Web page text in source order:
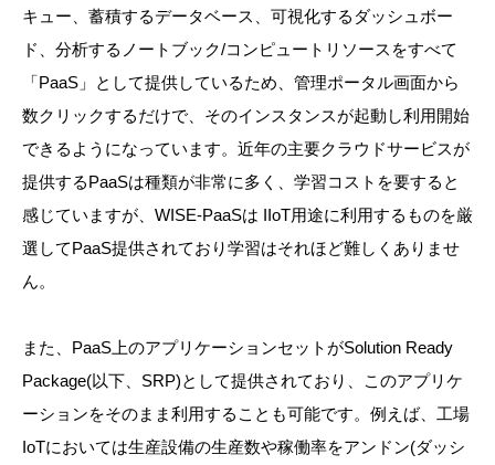
キュー、蓄積するデータベース、可視化するダッシュボー
ド、分析するノートブック/コンピュートリソースをすべて
「PaaS」として提供しているため、管理ポータル画面から
数クリックするだけで、そのインスタンスが起動し利用開始
できるようになっています。近年の主要クラウドサービスが
提供するPaaSは種類が非常に多く、学習コストを要すると
感じていますが、WISE-PaaSは IIoT用途に利用するものを厳
選してPaaS提供されており学習はそれほど難しくありませ
ん。
また、PaaS上のアプリケーションセットがSolution Ready
Package(以下、SRP)として提供されており、このアプリケ
ーションをそのまま利用することも可能です。例えば、工場
IoTにおいては生産設備の生産数や稼働率をアンドン(ダッシ